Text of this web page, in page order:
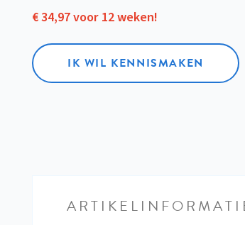
€ 34,97 voor 12 weken!
IK WIL KENNISMAKEN